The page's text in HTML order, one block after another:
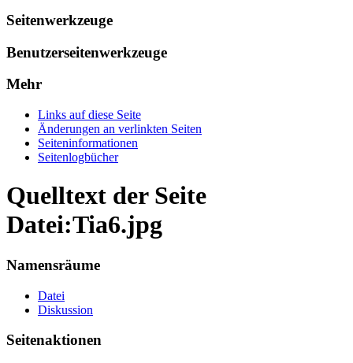
Seitenwerkzeuge
Benutzerseitenwerkzeuge
Mehr
Links auf diese Seite
Änderungen an verlinkten Seiten
Seiten­informationen
Seitenlogbücher
Quelltext der Seite
Datei:Tia6.jpg
Namensräume
Datei
Diskussion
Seitenaktionen